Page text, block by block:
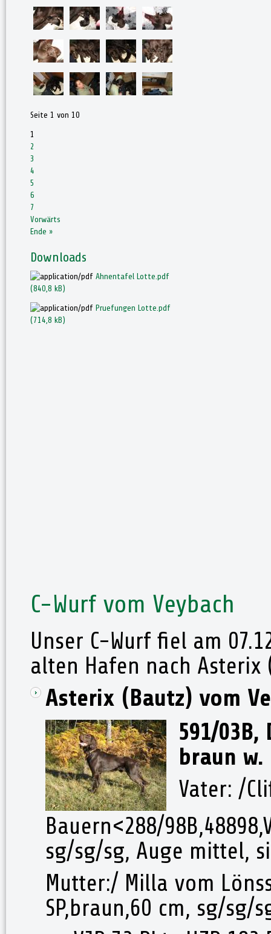
Seite 1 von 10
1
2
3
4
5
6
7
Vorwärts
Ende »
Downloads
Ahnentafel Lotte.pdf
(840,8 kB)
Pruefungen Lotte.pdf
(714,8 kB)
C-Wurf vom Veybach
Unser C-Wurf fiel am
alten Hafen nach Asterix
Asterix (Bautz) vom
591/03B,
braun w.
Vater: /
Bauern<288/
sg/sg/sg, Auge mittel,
Mutter:/ Milla vom
SP,braun,60 cm, sg/sg/